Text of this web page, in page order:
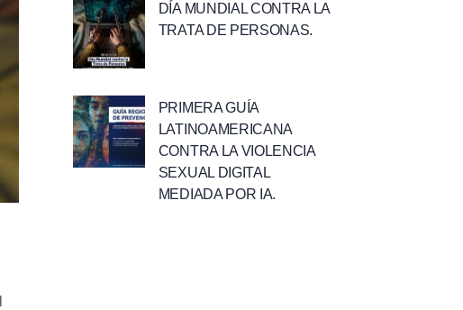
DÍA MUNDIAL CONTRA LA
TRATA DE PERSONAS.
PRIMERA GUÍA
LATINOAMERICANA
CONTRA LA VIOLENCIA
SEXUAL DIGITAL
MEDIADA POR IA.